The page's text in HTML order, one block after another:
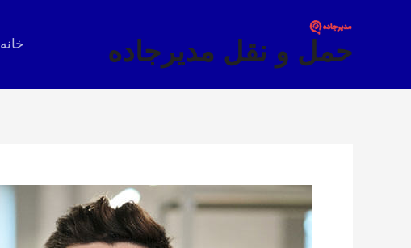
حمل و نقل مدیرجاده خانه